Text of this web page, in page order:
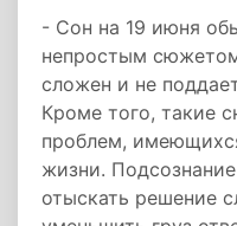
- Сон на 19 июня
непростым
сложен и не
Кроме того, такие
проблем,
жизни.
отыскать решение